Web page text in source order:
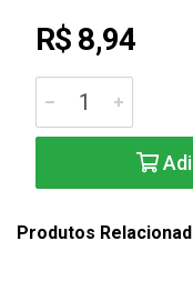
R$ 8,94
Produtos